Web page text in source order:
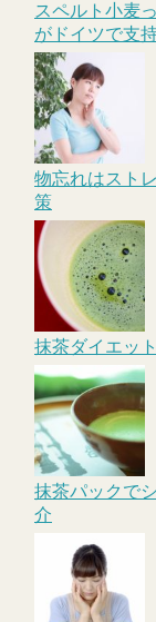
スペルト小麦
がドイツで支
物忘れはスト
策
抹茶ダイエッ
抹茶パックで
介